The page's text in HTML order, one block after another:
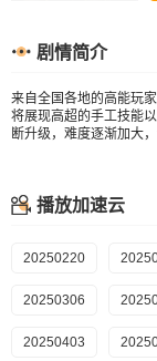
剧情简介
来自全国各地的高能玩
将展现高超的手工技能
断升级，难度逐渐加大
播放加速云
20250220
20250306
20250403